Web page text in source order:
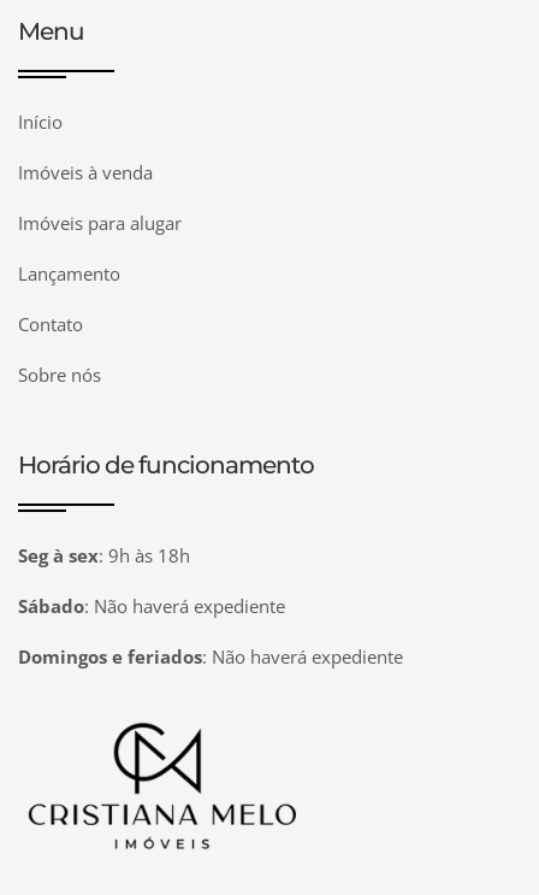
Menu
Início
Imóveis à venda
Imóveis para alugar
Lançamento
Contato
Sobre nós
Horário de funcionamento
Seg à sex: 9h às 18h
Sábado: Não haverá expediente
Domingos e feriados: Não haverá expediente
Página inicial